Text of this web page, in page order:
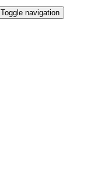
Toggle navigation